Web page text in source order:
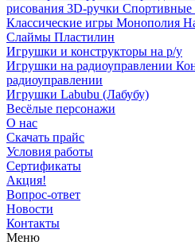
рисования 3D-ручки Спортивные
Классические игры Монополия
Слаймы Пластилин
Игрушки и конструкторы на р/у
Игрушки на радиоуправлении
радиоуправлении
Игрушки Labubu (Лабубу)
Весёлые персонажи
О нас
Скачать прайс
Условия работы
Сертификаты
Акция!
Вопрос-ответ
Новости
Контакты
Меню